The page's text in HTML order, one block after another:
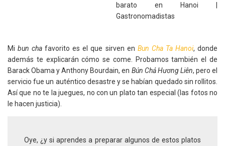
Mibun cha favorito es el que sirven en Bun Cha Ta Hanoi, donde
además te explicarán cómo se come. Probamos también el de
Barack Obama y Anthony Bourdain, en Bún Chả Hương Liên, pero el
servicio fue un auténtico desastre y se habían quedado sin rollitos.
Así que no te la juegues, no con un plato tan especial (las fotos no
le hacen justicia).
Oye, ¿y si aprendes a preparar algunos de estos platos